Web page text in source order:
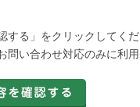
する」をクリックしてくだ
い合わせ対応のみに利用